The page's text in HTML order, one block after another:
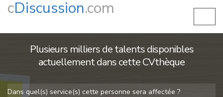
cDiscussion.com
Plusieurs milliers de talents disponibles
actuellement dans cette CVthèque
Dans quel(s) service(s) cette personne sera affectée ?